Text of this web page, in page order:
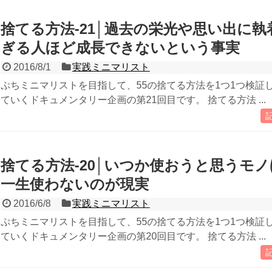
捨てる方法-21│過去の栄光や思い出に執
ぎる人ほど成長できないという事実
2016/8/1
実践ミニマリスト
ぷちミニマリストを目指して、55の捨てる方法を1つ1つ検証
ていくドキュメンタリー企画の第21回目です。 捨てる方法 ...
捨てる方法-20│いつか使おうと思うモノ
一生使わないのが現実
2016/6/8
実践ミニマリスト
ぷちミニマリストを目指して、55の捨てる方法を1つ1つ検証
ていくドキュメンタリー企画の第20回目です。 捨てる方法 ...